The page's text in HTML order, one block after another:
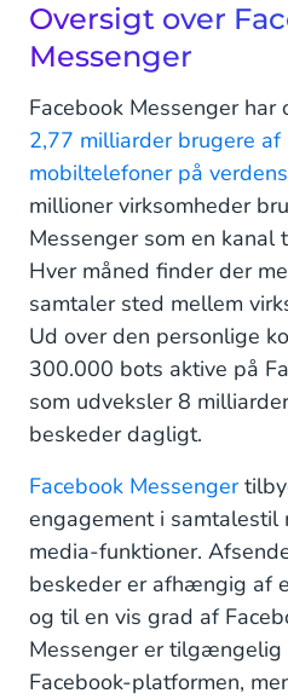
Oversigt over
Messenger
Facebook Messenger har
2,77 milliarder brugere
mobiltelefoner på
millioner virksomheder
Messenger som en kanal
Hver måned finder der
samtaler sted mellem
Ud over den personlige
300.000 bots aktive på
som udveksler 8
beskeder dagligt.
Facebook Messenger
engagement i
media-funktioner.
beskeder er afhængig af
og til en vis grad af
Messenger er
Facebook-platformen,